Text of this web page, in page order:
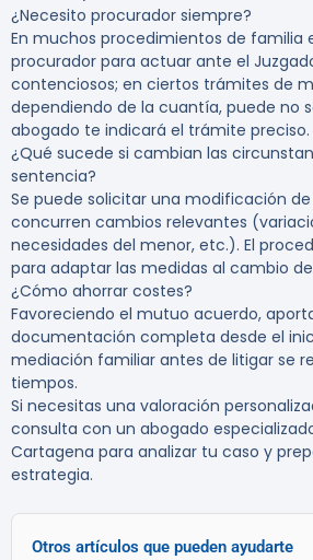
¿Necesito procurador siempre?
En muchos procedimientos de familia
procurador para actuar ante el
contenciosos; en ciertos trámites de
dependiendo de la cuantía, puede no
abogado te indicará el trámite preciso.
¿Qué sucede si cambian las
sentencia?
Se puede solicitar una modificación
concurren cambios relevantes
necesidades del menor, etc.). El
para adaptar las medidas al cambio
¿Cómo ahorrar costes?
Favoreciendo el mutuo acuerdo,
documentación completa desde el
mediación familiar antes de litigar se
tiempos.
Si necesitas una valoración
consulta con un abogado
Cartagena para analizar tu caso y
estrategia.
Otros artículos que pueden ayudarte